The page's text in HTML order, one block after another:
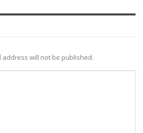
address will not be published.